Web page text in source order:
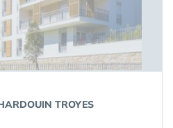
TROYES